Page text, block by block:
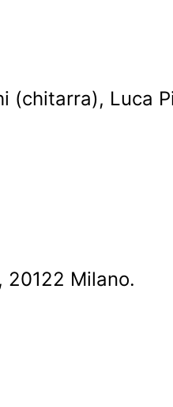
(chitarra), Luca
Milano.